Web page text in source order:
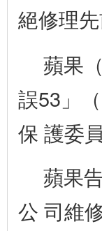
絕修理
蘋果
誤53」
保 護委
蘋果
公 司維